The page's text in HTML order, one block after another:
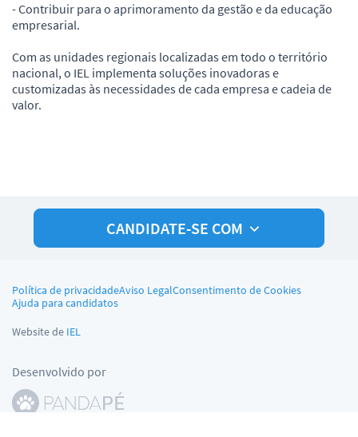
- Contribuir para o aprimoramento da gestão e da educação
empresarial.
Com as unidades regionais localizadas em todo o território
nacional, o IEL implementa soluções inovadoras e
customizadas às necessidades de cada empresa e cadeia de
valor.
CANDIDATE-SE COM
Política de privacidadeAviso LegalConsentimento de Cookies
Ajuda para candidatos
Website de IEL
Desenvolvido por